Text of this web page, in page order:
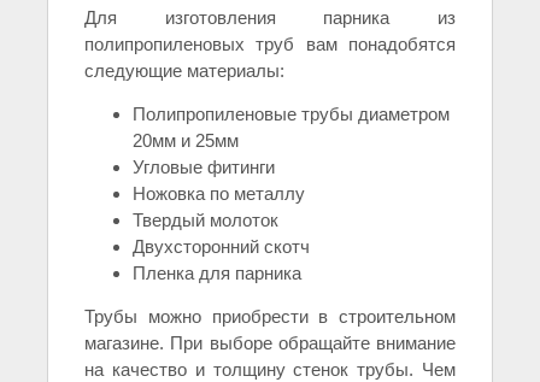
Для изготовления парника из
полипропиленовых труб вам понадобятся
следующие материалы:
Полипропиленовые трубы диаметром
20мм и 25мм
Угловые фитинги
Ножовка по металлу
Твердый молоток
Двухсторонний скотч
Пленка для парника
Трубы можно приобрести в строительном
магазине. При выборе обращайте внимание
на качество и толщину стенок трубы. Чем